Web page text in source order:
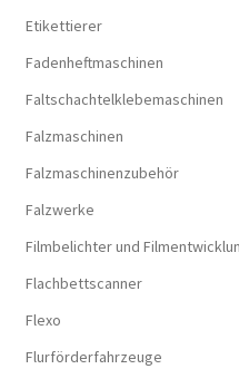
Etikettierer
Fadenheftmaschinen
Faltschachtelklebemaschinen
Falzmaschinen
Falzmaschinenzubehör
Falzwerke
Filmbelichter und
Flachbettscanner
Flexo
Flurförderfahrzeuge